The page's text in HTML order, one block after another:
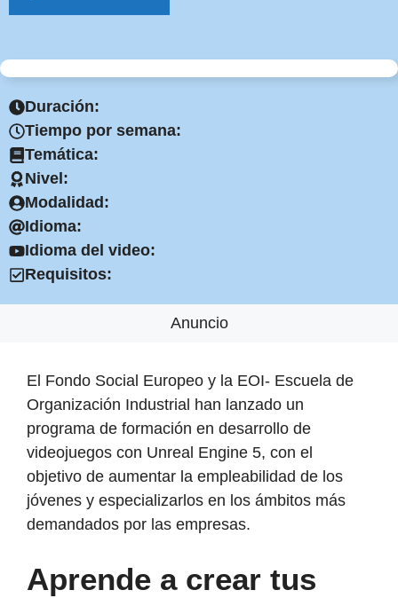
Duración:
Tiempo por semana:
Temática:
Nivel:
Modalidad:
Idioma:
Idioma del video:
Requisitos:
Anuncio
El Fondo Social Europeo y la EOI- Escuela de
Organización Industrial han lanzado un
programa de formación en desarrollo de
videojuegos con Unreal Engine 5, con el
objetivo de aumentar la empleabilidad de los
jóvenes y especializarlos en los ámbitos más
demandados por las empresas.
Aprende a crear tus